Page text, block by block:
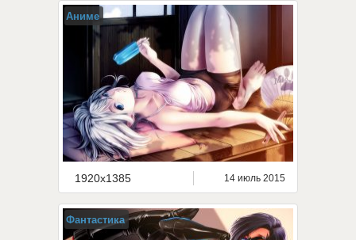
Аниме
1920x1385 14 июль 2015
Фантастика